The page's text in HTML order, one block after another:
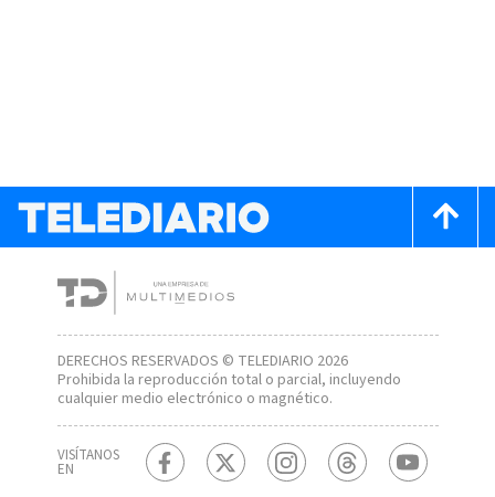
DERECHOS RESERVADOS © TELEDIARIO 2026
Prohibida la reproducción total o parcial, incluyendo
cualquier medio electrónico o magnético.
VISÍTANOS
EN